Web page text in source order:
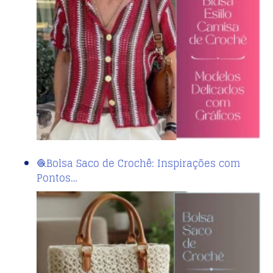
🧶Bolsa Saco de Crochê: Inspirações com
Pontos…